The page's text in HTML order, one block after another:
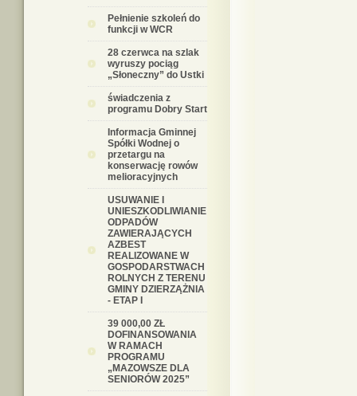
Pełnienie szkoleń do
funkcji w WCR
28 czerwca na szlak
wyruszy pociąg
„Słoneczny” do Ustki
świadczenia z
programu Dobry Start
Informacja Gminnej
Spółki Wodnej o
przetargu na
konserwację rowów
melioracyjnych
USUWANIE I
UNIESZKODLIWIANIE
ODPADÓW
ZAWIERAJĄCYCH
AZBEST
REALIZOWANE W
GOSPODARSTWACH
ROLNYCH Z TERENU
GMINY DZIERZĄŻNIA
- ETAP I
39 000,00 ZŁ
DOFINANSOWANIA
W RAMACH
PROGRAMU
„MAZOWSZE DLA
SENIORÓW 2025”